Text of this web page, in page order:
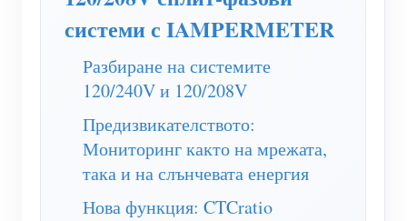
IAMMETER Cloud Pro
Услуга за самостоятелно хостване
EV зарядно устройство
IAMMETER Симулатор
Виртуален измервателен уред
системи с IAMPERMETER
Разбиране на системите
120/240V и 120/208V
Предизвикателството:
Мониторинг както на мрежата,
така и на слънчевата енергия
Нова функция: CTCratio